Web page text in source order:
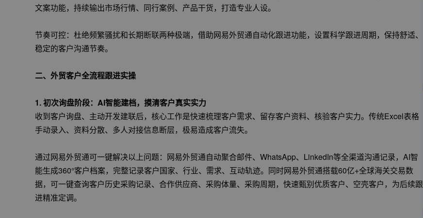
文案功能，持续输出市场行情、同行案例、产品干货，打造专业人设。
节奏可控：杜绝频繁骚扰和长期断联两种极端，借助网易外贸通自动化跟进功能，设置科学跟进周期，保持舒适、
稳定的客户沟通节奏。
二、外贸客户全流程跟进实操
1. 初次询盘阶段：AI智能建档，摸清客户真实实力
收到客户询盘、主动开发建联后，核心工作是快速梳理客户需求、留存客户资料、核验客户实力。传统Excel表格
手动录入、资料分散、多人对接信息断层，极易造成客户流失。
通过网易外贸通可一键解决以上问题：网易外贸通自动聚合邮件、WhatsApp、LinkedIn等全渠道沟通记录，AI智
能生成360°客户档案，完整记录客户国家、行业、需求、互动轨迹。同时网易外贸通搭载60亿+全球海关交易数
据，可一键查询客户历史采购记录、合作供应商、采购体量、采购周期，快速甄别优质客户、空壳客户，为后续跟
进精准定调。